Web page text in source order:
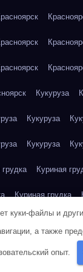
Кукуруза
Кукуруза
Кукуруза
Куриная
Куриная грудка
Куриная грудка
куки-файлы и
а также
опыт.